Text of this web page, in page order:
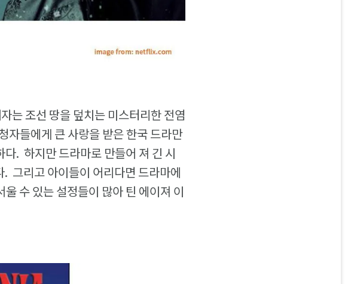
는 조선 땅을 덮치는 미스터리한 전염
자들에게 큰 사랑을 받은 한국 드라만
. 하지만 드라마로 만들어 져 긴 시
그리고 아이들이 어리다면 드라마에
수 있는 설정들이 많아 틴 에이져 이